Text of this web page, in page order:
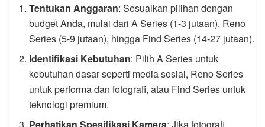
Tentukan Anggaran: Sesuaikan pilihan dengan
budget Anda, mulai dari A Series (1-3 jutaan), Reno
Series (5-9 jutaan), hingga Find Series (14-27 jutaan).
Identifikasi Kebutuhan: Pilih A Series untuk
kebutuhan dasar seperti media sosial, Reno Series
untuk performa dan fotografi, atau Find Series untuk
teknologi premium.
Perhatikan Spesifikasi Kamera: Jika fotografi